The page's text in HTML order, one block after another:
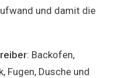
und damit die
: Backofen,
Fugen, Dusche und